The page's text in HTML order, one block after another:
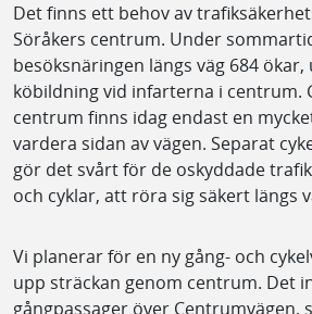
Det finns ett behov av
Söråkers centrum. Under
besöksnäringen längs väg 684
köbildning vid infarterna i centrum.
centrum finns idag endast en
vardera sidan av vägen. Separat
gör det svårt för de oskyddade
och cyklar, att röra sig säkert längs
Vi planerar för en ny gång- och
upp sträckan genom centrum. Det
gångpassager över Centrumvägen,